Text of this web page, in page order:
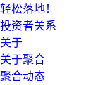
轻松落地！
投资者关系
关于
关于聚合
聚合动态